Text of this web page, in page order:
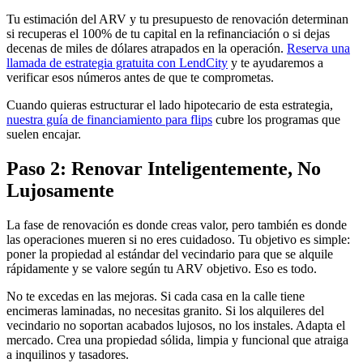
Tu estimación del ARV y tu presupuesto de renovación determinan
si recuperas el 100% de tu capital en la refinanciación o si dejas
decenas de miles de dólares atrapados en la operación. Reserva una
llamada de estrategia gratuita con LendCity y te ayudaremos a
verificar esos números antes de que te comprometas.
Cuando quieras estructurar el lado hipotecario de esta estrategia,
nuestra guía de financiamiento para flips cubre los programas que
suelen encajar.
Paso 2: Renovar Inteligentemente, No
Lujosamente
La fase de renovación es donde creas valor, pero también es donde
las operaciones mueren si no eres cuidadoso. Tu objetivo es simple:
poner la propiedad al estándar del vecindario para que se alquile
rápidamente y se valore según tu ARV objetivo. Eso es todo.
No te excedas en las mejoras. Si cada casa en la calle tiene
encimeras laminadas, no necesitas granito. Si los alquileres del
vecindario no soportan acabados lujosos, no los instales. Adapta el
mercado. Crea una propiedad sólida, limpia y funcional que atraiga
a inquilinos y tasadores.